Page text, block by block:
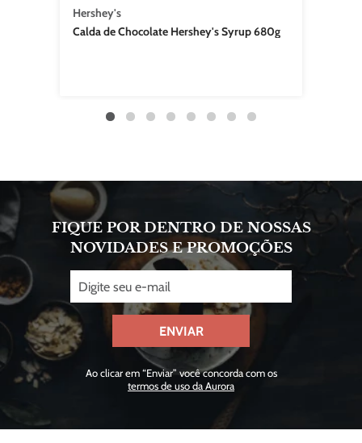
Hershey's
Calda de Chocolate Hershey's Syrup 680g
FIQUE POR DENTRO DE NOSSAS
NOVIDADES E PROMOÇÕES
ENVIAR
Ao clicar em “Enviar” você concorda com os
termos de uso da Aurora